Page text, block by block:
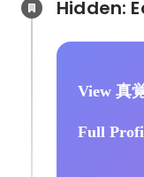
View 真
Full